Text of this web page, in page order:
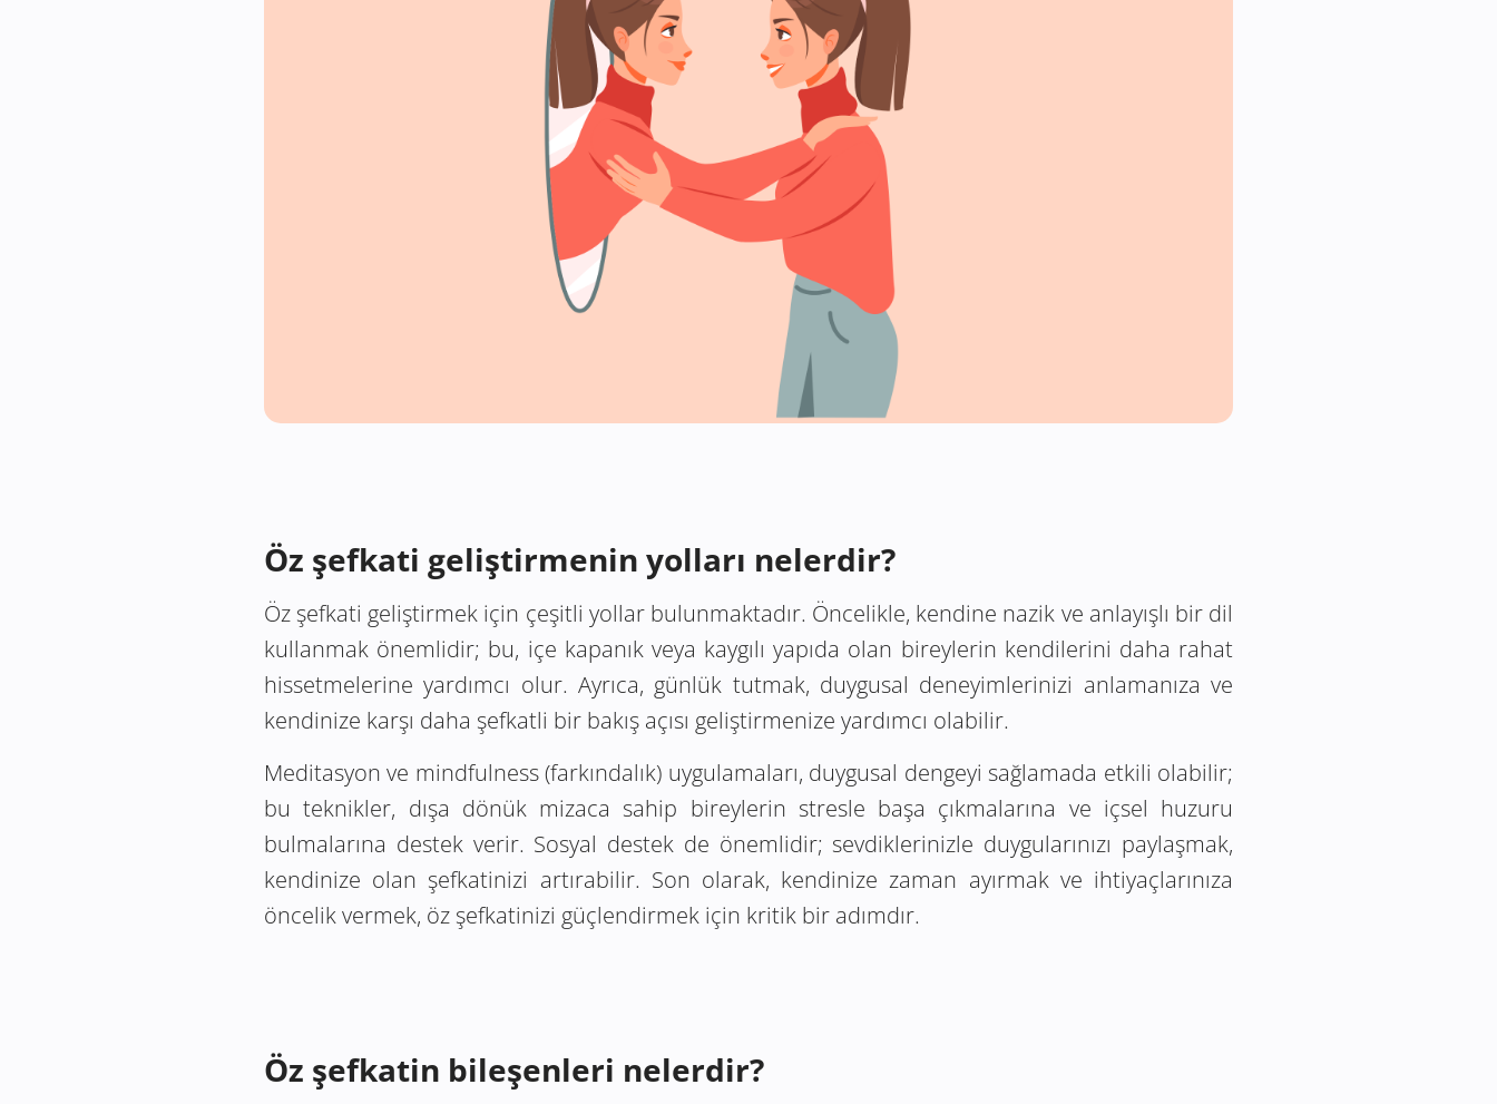
Öz şefkati geliştirmenin yolları nelerdir?
Öz şefkati geliştirmek için çeşitli yollar bulunmaktadır. Öncelikle, kendine nazik ve anlayışlı bir dil
kullanmak önemlidir; bu, içe kapanık veya kaygılı yapıda olan bireylerin kendilerini daha rahat
hissetmelerine yardımcı olur. Ayrıca, günlük tutmak, duygusal deneyimlerinizi anlamanıza ve
kendinize karşı daha şefkatli bir bakış açısı geliştirmenize yardımcı olabilir.
Meditasyon ve mindfulness (farkındalık) uygulamaları, duygusal dengeyi sağlamada etkili olabilir;
bu teknikler, dışa dönük mizaca sahip bireylerin stresle başa çıkmalarına ve içsel huzuru
bulmalarına destek verir. Sosyal destek de önemlidir; sevdiklerinizle duygularınızı paylaşmak,
kendinize olan şefkatinizi artırabilir. Son olarak, kendinize zaman ayırmak ve ihtiyaçlarınıza
öncelik vermek, öz şefkatinizi güçlendirmek için kritik bir adımdır.
Öz şefkatin bileşenleri nelerdir?